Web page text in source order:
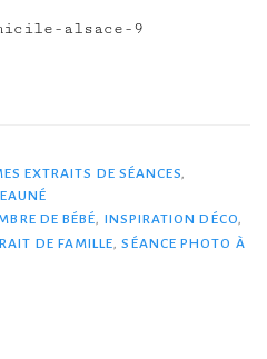
EXTRAITS DE SÉANCES
DE BÉBÉ INSPIRATION DÉCO
DE FAMILLE ,SÉANCE PHOTO À